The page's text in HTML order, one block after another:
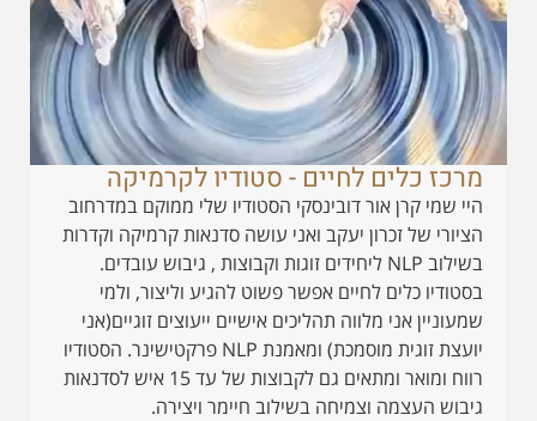
מרכז כלים לחיים - סטודיו לקרמיקה
היי שמי קרן אור דובינסקי הסטודיו שלי ממוקם במדרחוב
הציורי של זכרון יעקב ואני עושה סדנאות קרמיקה וקדרות
בשילוב NLP ליחידים זוגות וקבוצות , גיבוש עובדים.
בסטודיו כלים לחיים אפשר פשוט להגיע וליצור, ולמי
שמעוניין אני מלווה תהליכים אישיים ייעוצים זוגיים(אני
יועצת זוגית מוסמכת) ומאמנת NLP פרקטישינר. הסטודיו
רווח ומואר ומתאים גם לקבוצות של עד 15 איש לסדנאות
גיבוש העצמה וצמיחה בשילוב חיימר ויצירה.